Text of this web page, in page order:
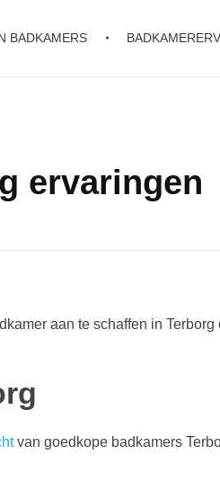
BADKAMERS
ervaringen
aan te schaffen in
van goedkope badkamers